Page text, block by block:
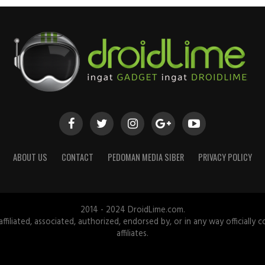
ABOUT US CONTACT PEDOMAN MEDIA SIBER PRIVACY POLICY
2014 - 2024 DroidLime.com.
associated, authorized, endorsed by, or in any way officially
affiliates.